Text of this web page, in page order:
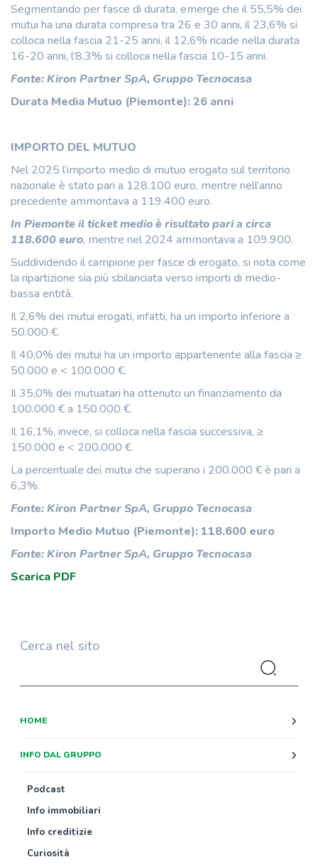
Segmentando per fasce di durata, emerge che il 55,5% dei
mutui ha una durata compresa tra 26 e 30 anni, il 23,6% si
colloca nella fascia 21-25 anni, il 12,6% ricade nella durata
16-20 anni, l’8,3% si colloca nella fascia 10-15 anni.
Fonte: Kiron Partner SpA, Gruppo Tecnocasa
Durata Media Mutuo (Piemonte): 26 anni
IMPORTO DEL MUTUO
Nel 2025 l’importo medio di mutuo erogato sul territorio
nazionale è stato pari a 128.100 euro, mentre nell’anno
precedente ammontava a 119.400 euro.
In Piemonte il ticket medio è risultato pari a circa
118.600 euro, mentre nel 2024 ammontava a 109.900.
Suddividendo il campione per fasce di erogato, si nota come
la ripartizione sia più sbilanciata verso importi di medio-
bassa entità.
Il 2,6% dei mutui erogati, infatti, ha un importo inferiore a
50.000 €.
Il 40,0% dei mutui ha un importo appartenente alla fascia ≥
50.000 e < 100.000 €.
Il 35,0% dei mutuatari ha ottenuto un finanziamento da
100.000 € a 150.000 €.
Il 16,1%, invece, si colloca nella fascia successiva, ≥
150.000 e < 200.000 €.
La percentuale dei mutui che superano i 200.000 € è pari a
6,3%.
Fonte: Kiron Partner SpA, Gruppo Tecnocasa
Importo Medio Mutuo (Piemonte): 118.600 euro
Fonte: Kiron Partner SpA, Gruppo Tecnocasa
Scarica PDF
Cerca nel sito
HOME
INFO DAL GRUPPO
Podcast
Info immobiliari
Info creditizie
Curiosità